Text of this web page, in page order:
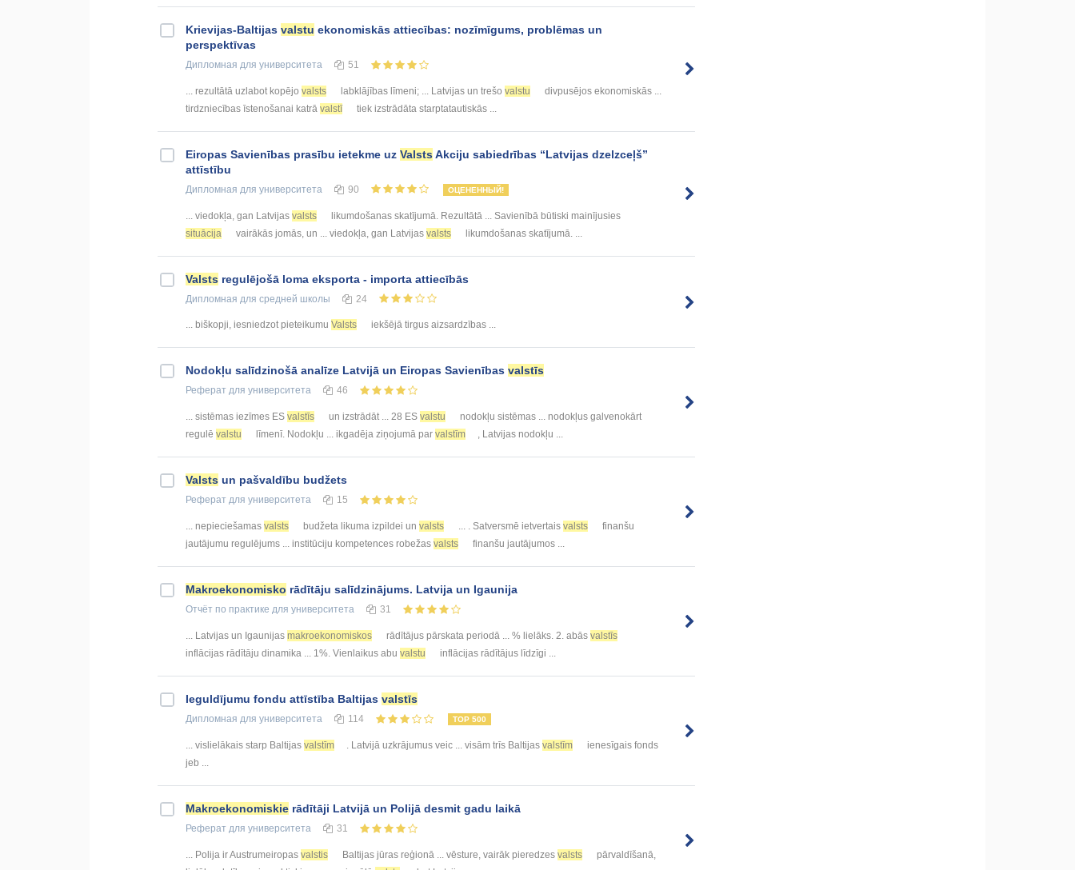
Krievijas-Baltijas valstu ekonomiskās attiecības: nozīmīgums, problēmas un
perspektīvas
Дипломная для университета 51
... rezultātā uzlabot kopējo valsts labklājības līmeni; ... Latvijas un trešo valstu
divpusējos ekonomiskās ...
tirdzniecības īstenošanai katrā valstī tiek izstrādāta starptatautiskās ...
Eiropas Savienības prasību ietekme uz ValstsAkciju sabiedrības “Latvijas dzelzceļš”
attīstību
Дипломная для университета 90 ОЦЕНЕННЫЙ!
... viedokļa, gan Latvijas valsts
likumdošanas skatījumā. Rezultātā ... Savienībā būtiski mainījusies
situācija
vairākās jomās, un ... viedokļa, gan Latvijas valsts likumdošanas skatījumā. ...
Valsts regulējošā loma eksporta - importa attiecībās
Дипломная для средней школы 24
... biškopji, iesniedzot pieteikumu Valsts iekšējā tirgus aizsardzības ...
Nodokļu salīdzinošā analīze Latvijā un Eiropas Savienības valstīs
Реферат для университета 46
... sistēmas iezīmes ES valstīs un izstrādāt ... 28 ES valstu
nodokļu sistēmas ... nodokļus galvenokārt
regulē valstu līmenī. Nodokļu ... ikgadēja ziņojumā par valstīm , Latvijas nodokļu ...
Valsts un pašvaldību budžets
Реферат для университета 15
... nepieciešamas valsts budžeta likuma izpildei un valsts ... . Satversmē ietvertais valsts
finanšu
jautājumu regulējums ... institūciju kompetences robežas valsts finanšu jautājumos ...
Makroekonomisko rādītāju salīdzinājums. Latvija un Igaunija
Отчёт по практике для университета 31
... Latvijas un Igaunijas makroekonomiskos rādītājus pārskata periodā ... % lielāks. 2. abās valstīs
inflācijas rādītāju dinamika ... 1%. Vienlaikus abu valstu inflācijas rādītājus līdzīgi ...
Ieguldījumu fondu attīstība Baltijas valstīs
Дипломная для университета 114 TOP 500
... vislielākais starp Baltijas valstīm . Latvijā uzkrājumus veic ... visām trīs Baltijas valstīm
ienesīgais fonds
jeb ...
Makroekonomiskie rādītāji Latvijā un Polijā desmit gadu laikā
Реферат для университета 31
... Polija ir Austrumeiropas valstis Baltijas jūras reģionā ... vēsture, vairāk pieredzes valsts
pārvaldīšanā,